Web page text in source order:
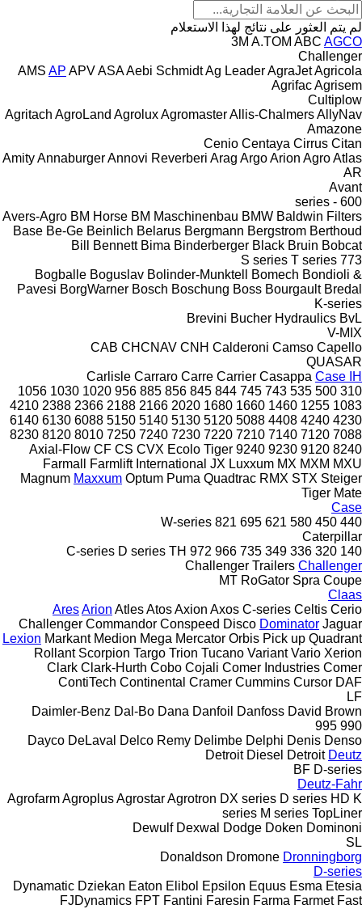
لم يتم العثور على نتائج لهذا الاستعلام
3M A.TOM ABC AGCO
Challenger
AMS AP APVASAAebi SchmidtAg LeaderAgraJetAgricola
AgrifacAgrisem
Cultiplow
Agritach AgroLand AgroluxAgromasterAllis-ChalmersAllyNav
Amazone
Cenio Centaya Cirrus Citan
AmityAnnaburgerAnnovi Reverberi Arag ArgoArion AgroAtlas
AR
Avant
600 - series
Avers-Agro BM Horse BM Maschinenbau BMW Baldwin Filters
Base Be-Ge Beinlich Belarus Bergmann Bergstrom Berthoud
Bill Bennett Bima Binderberger Black Bruin Bobcat
773
S series T series
Bogballe Boguslav Bolinder-Munktell Bomech Bondioli &
Pavesi BorgWarner Bosch Boschung Boss Bourgault Bredal
K-series
Brevini Bucher Hydraulics BvL
V-MIX
CAB CHCNAV CNH Calderoni Camso Capello
QUASAR
Carlisle Carraro Carre Carrier Casappa Case IH
310
500
535
743
745
844
845
856
885
956
1020
1030
1056
1083
1255
1460
1660
1680
2020
2166
2188
2366
2388
4210
4230
4240
4408
5088
5120
5130
5140
5150
6088
6130
6140
7088
7120
7140
7210
7220
7230
7240
7250
8010
8120
8230
8240
9120
9230
9240
Axial-Flow CF CS CVX Ecolo Tiger
Farmall
Farmlift International JX Luxxum MX MXM MXU
Magnum Maxxum Optum Puma Quadtrac RMX STX Steiger
Tiger Mate
Case
440
450
580
621
695
821
W-series
Caterpillar
140
320
336
349
735
966
972
C-series D series TH
Challenger Trailers Challenger
MT RoGator Spra Coupe
Claas
AresArion AtlesAtosAxion Axos C-series Celtis Cerio
Challenger Commandor Conspeed Disco Dominator Jaguar
Lexion Markant Medion Mega Mercator Orbis Pick up Quadrant
Rollant Scorpion Targo Trion Tucano Variant Vario Xerion
Clark Clark-Hurth Cobo Cojali Comer Industries Comer
ContiTech Continental Cramer Cummins Cursor DAF
LF
Daimler-Benz Dal-Bo Dana Danfoil Danfoss David Brown
990
995
Dayco DeLaval Delco Remy Delimbe Delphi Denis Denso
Detroit Diesel Detroit Deutz
BF D-series
Deutz-Fahr
AgrofarmAgroplusAgrostarAgrotron DX series D series HD K
series M series TopLiner
Dewulf Dexwal Dodge Doken Dominoni
SL
Donaldson Dromone Dronningborg
D-series
Dynamatic Dziekan Eaton Elibol Epsilon Equus Esma Etesia
FJDynamics FPT Fantini Faresin Farma Farmet Fast